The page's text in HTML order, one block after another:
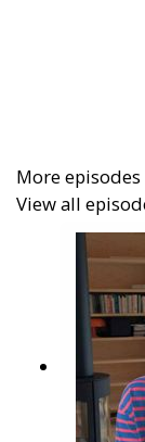
More episodes
View all